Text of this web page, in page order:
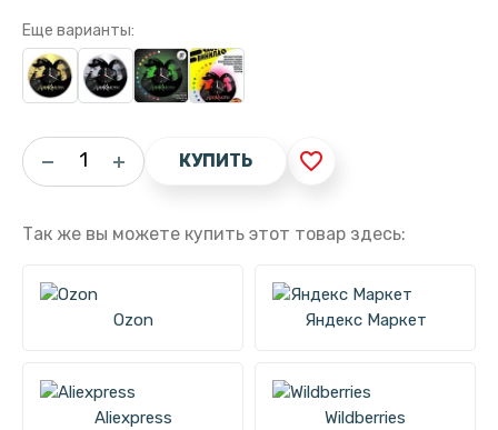
Еще варианты:
КУПИТЬ favorite_border
Так же вы можете купить этот товар здесь:
Ozon Яндекс Маркет
Aliexpress Wildberries